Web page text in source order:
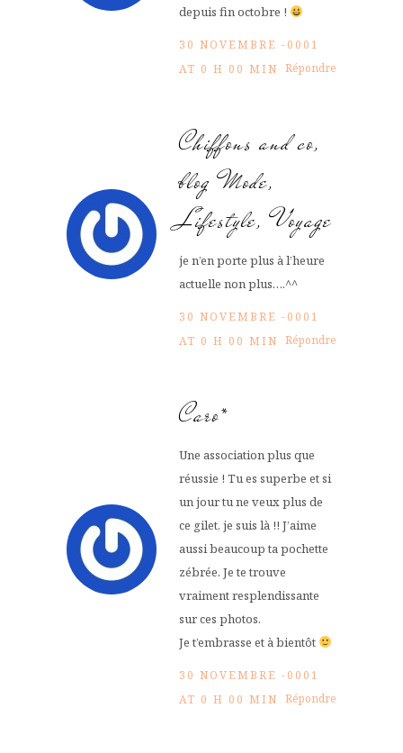
depuis fin octobre !
30 NOVEMBRE -0001
AT 0 H 00 MIN Répondre
Chiffons and co,
blog Mode,
Lifestyle, Voyage
je n’en porte plus à l’heure
actuelle non plus….^^
30 NOVEMBRE -0001
AT 0 H 00 MIN Répondre
Caro*
Une association plus que
réussie ! Tu es superbe et si
un jour tu ne veux plus de
ce gilet, je suis là !! J’aime
aussi beaucoup ta pochette
zébrée. Je te trouve
vraiment resplendissante
sur ces photos.
Je t’embrasse et à bientôt
30 NOVEMBRE -0001
AT 0 H 00 MIN Répondre